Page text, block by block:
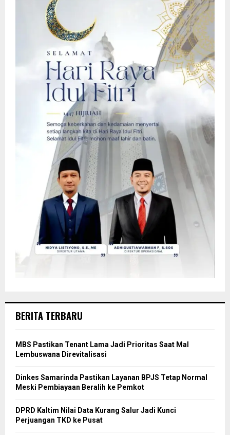
BERITA TERBARU
MBS Pastikan Tenant Lama Jadi Prioritas Saat Mal
Lembuswana Direvitalisasi
Dinkes Samarinda Pastikan Layanan BPJS Tetap Normal
Meski Pembiayaan Beralih ke Pemkot
DPRD Kaltim Nilai Data Kurang Salur Jadi Kunci
Perjuangan TKD ke Pusat